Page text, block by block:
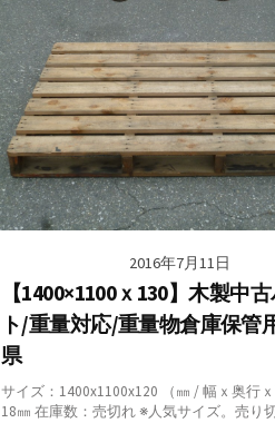
2016年7月11日
【1400×1100ｘ130】木製中
ト/重量対応/重量物倉庫保管
県
サイズ：1400x1100x120 （㎜ / 幅ｘ奥行
18㎜ 在庫数：売切れ ※人気サイズ。売り